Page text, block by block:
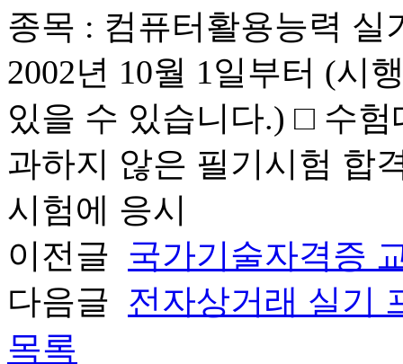
종목 : 컴퓨터활용능력 실
2002년 10월 1일부터 (시
있을 수 있습니다.) □ 수
과하지 않은 필기시험 합
시험에 응시
이전글 국가기술자격증
다음글 전자상거래 실기
목록